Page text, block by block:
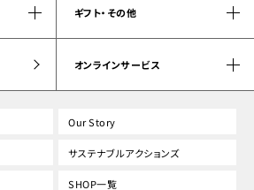
ギフト・その他
オンラインサービス
Our Story
サステナブルアクションズ
SHOP一覧